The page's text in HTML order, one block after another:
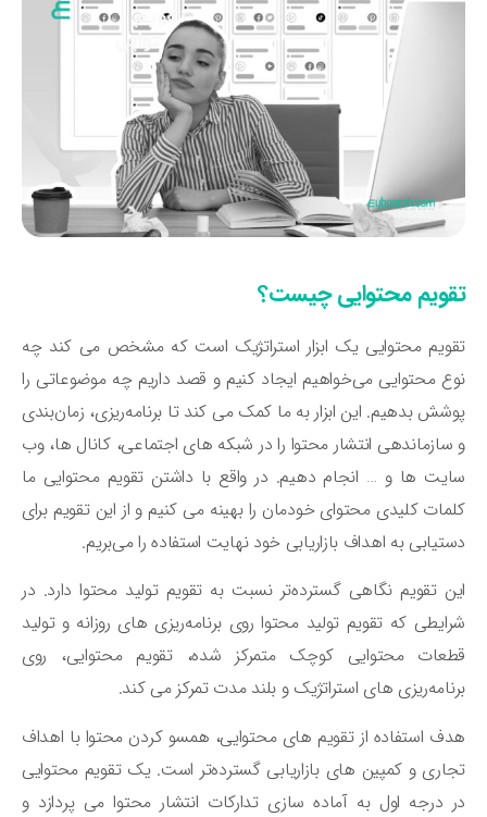
محتوایی چیست؟
محتوایی یک ابزار استراتژیک است که مشخص می ‌کند چه
محتوایی می‌خواهیم ایجاد کنیم و قصد داریم چه موضوعاتی را
بدهیم. این ابزار به ما کمک می ‌کند تا برنامه‌ریزی، زمان‌بندی
انتشار محتوا را در شبکه‌ های اجتماعی، کانال ‌ها، وب
‌ها و … انجام دهیم. در واقع با داشتن تقویم محتوایی ما
کلیدی محتوای خودمان را بهینه می ‌کنیم و از این تقویم برای
به اهداف بازاریابی خود نهایت استفاده را می‌بریم.
تقویم نگاهی گسترده‌تر نسبت به تقویم تولید محتوا دارد. در
که تقویم تولید محتوا روی برنامه‌ریزی‌ های روزانه و تولید
محتوایی کوچک متمرکز شده، تقویم محتوایی، روی
‌های استراتژیک و بلند مدت تمرکز می‌ کند.
استفاده از تقویم ‌های محتوایی، همسو کردن محتوا با اهداف
و کمپین‌ های بازاریابی گسترده‌تر است. یک تقویم محتوایی
درجه اول به آماده سازی تدارکات انتشار محتوا می‌ پردازد و